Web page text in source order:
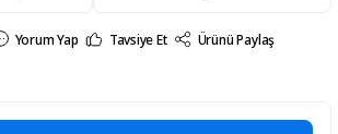
Yorum Yap Tavsiye Et
Ürünü Paylaş